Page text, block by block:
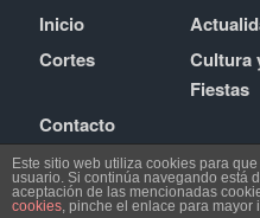
Inicio
Cortes
Cultura
Fiestas
Contacto
Este sitio web utiliza cookies para
usuario. Si continúa navegando está
aceptación de las mencionadas
cookies, pinche el enlace para mayor